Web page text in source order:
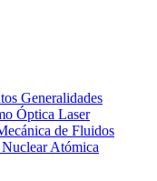
Generalidades
Óptica Laser
de Fluidos
Atómica